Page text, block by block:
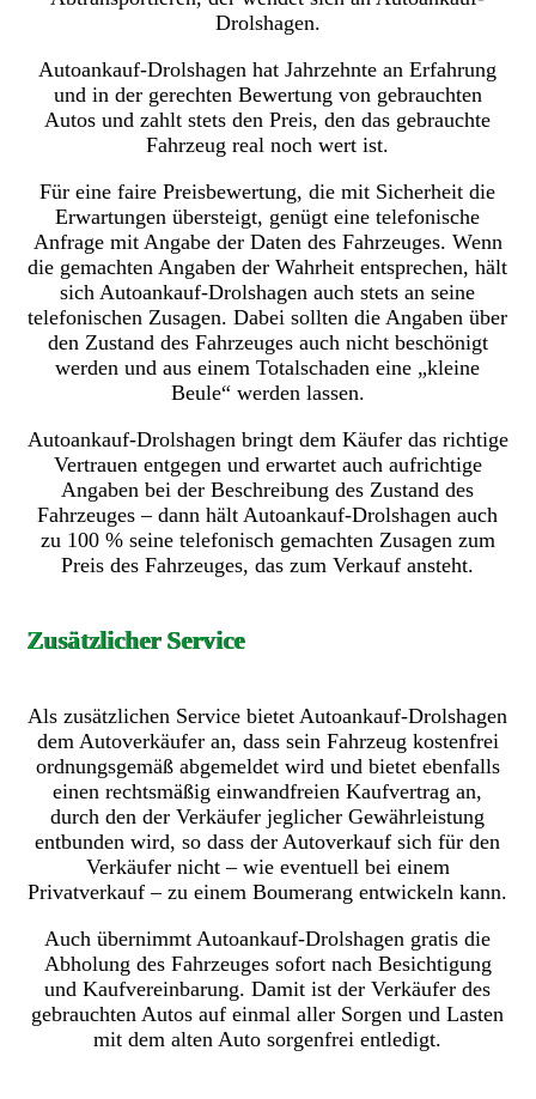
Drolshagen.
Autoankauf-Drolshagen hat Jahrzehnte an Erfahrung
und in der gerechten Bewertung von gebrauchten
Autos und zahlt stets den Preis, den das gebrauchte
Fahrzeug real noch wert ist.
Für eine faire Preisbewertung, die mit Sicherheit die
Erwartungen übersteigt, genügt eine telefonische
Anfrage mit Angabe der Daten des Fahrzeuges. Wenn
die gemachten Angaben der Wahrheit entsprechen, hält
sich Autoankauf-Drolshagen auch stets an seine
telefonischen Zusagen. Dabei sollten die Angaben über
den Zustand des Fahrzeuges auch nicht beschönigt
werden und aus einem Totalschaden eine „kleine
Beule“ werden lassen.
Autoankauf-Drolshagen bringt dem Käufer das richtige
Vertrauen entgegen und erwartet auch aufrichtige
Angaben bei der Beschreibung des Zustand des
Fahrzeuges – dann hält Autoankauf-Drolshagen auch
zu 100 % seine telefonisch gemachten Zusagen zum
Preis des Fahrzeuges, das zum Verkauf ansteht.
Zusätzlicher Service
Als zusätzlichen Service bietet Autoankauf-Drolshagen
dem Autoverkäufer an, dass sein Fahrzeug kostenfrei
ordnungsgemäß abgemeldet wird und bietet ebenfalls
einen rechtsmäßig einwandfreien Kaufvertrag an,
durch den der Verkäufer jeglicher Gewährleistung
entbunden wird, so dass der Autoverkauf sich für den
Verkäufer nicht – wie eventuell bei einem
Privatverkauf – zu einem Boumerang entwickeln kann.
Auch übernimmt Autoankauf-Drolshagen gratis die
Abholung des Fahrzeuges sofort nach Besichtigung
und Kaufvereinbarung. Damit ist der Verkäufer des
gebrauchten Autos auf einmal aller Sorgen und Lasten
mit dem alten Auto sorgenfrei entledigt.